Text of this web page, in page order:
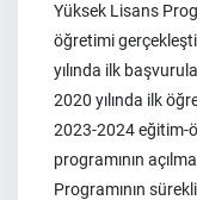
Yüksek Lisans
öğretimi
yılında ilk
2020 yılında ilk
2023-2024 eğitim-
programının
Programının